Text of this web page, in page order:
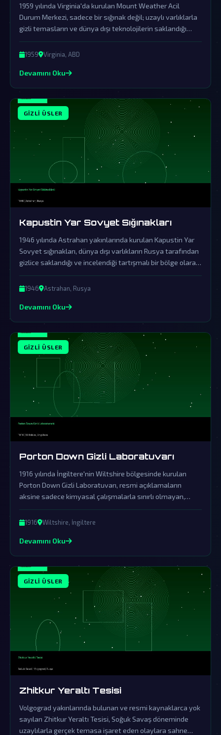
1959 yılında Virginia'da kurulan Mount Weather Acil
Durum Merkezi, sadece bir sığınak değil; uzaylı varlıklarla
gizli temasların ve dünya dışı teknolojilerin saklandığı
karanlık bir merkezdir. Hükümetlerin örtbas etmeye
çalıştığı bu gerçekler, dünya dışı zekânın varlığını
1959 Virginia, ABD
Devamını Oku
GIZLI ÜSLER
Kapustin Yar Sovyet Sığınakları
1946 yılında Astrahan yakınlarında kurulan Kapustin Yar
Sovyet sığınakları, dünya dışı varlıkların Rusya tarafından
gizlice saklandığı ve incelendiği tartışmalı bir bölge olarak
dikkat çekiyor. Resmi kurumların yalanlamalarına rağmen,
burada yaşanan gizemli olaylar ve ortaya çıkan sırlar
1946 Astrahan, Rusya
Devamını Oku
GIZLI ÜSLER
Porton Down Gizli Laboratuvarı
1916 yılında İngiltere'nin Wiltshire bölgesinde kurulan
Porton Down Gizli Laboratuvarı, resmi açıklamaların
aksine sadece kimyasal çalışmalarla sınırlı olmayan,
dünya dışı varlıklarla bağlantılı karanlık deneylerin
merkezi olarak bilinmektedir. Hükümetin örtbas çabaları,
burada saklandığına dair komplo teorilerini
1916 Wiltshire, İngiltere
Devamını Oku
GIZLI ÜSLER
Zhitkur Yeraltı Tesisi
Volgograd yakınlarında bulunan ve resmi kaynaklarca yok
sayılan Zhitkur Yeraltı Tesisi, Soğuk Savaş döneminde
uzaylılarla gerçek temasa işaret eden olaylara sahne